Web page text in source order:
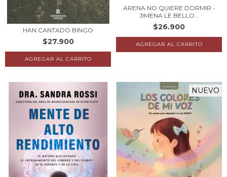
HAN CANTADO BINGO
$27.900
ARENA NO QUIERE DORMIR -
JIMENA LE BELLO...
$26.900
NUEVO